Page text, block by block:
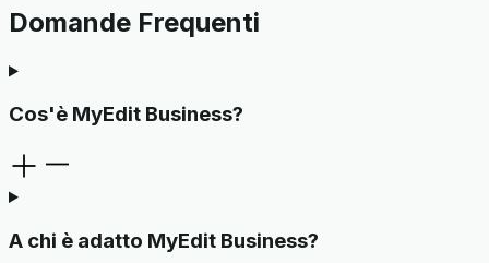
Domande Frequenti
Cos'è MyEdit Business?
A chi è adatto MyEdit Business?